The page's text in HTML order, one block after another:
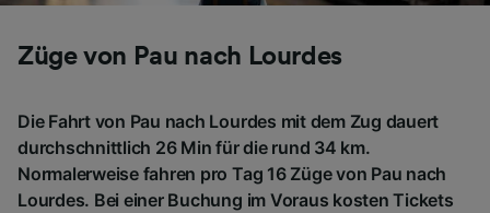
Züge von Pau nach Lourdes
Die Fahrt von Pau nach Lourdes mit dem Zug dauert
durchschnittlich 26 Min für die rund 34 km.
Normalerweise fahren pro Tag 16 Züge von Pau nach
Lourdes. Bei einer Buchung im Voraus kosten Tickets